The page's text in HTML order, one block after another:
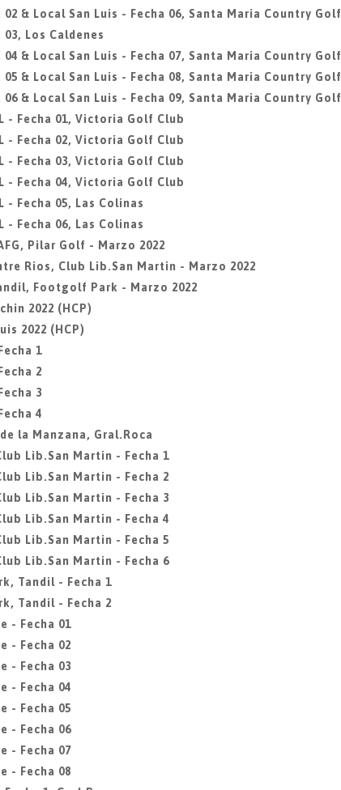
02 & Local San Luis - Fecha 06, Santa Maria Country Golf
03, Los Caldenes
04 & Local San Luis - Fecha 07, Santa Maria Country Golf
05 & Local San Luis - Fecha 08, Santa Maria Country Golf
06 & Local San Luis - Fecha 09, Santa Maria Country Golf
- Fecha 01, Victoria Golf Club
- Fecha 02, Victoria Golf Club
- Fecha 03, Victoria Golf Club
- Fecha 04, Victoria Golf Club
- Fecha 05, Las Colinas
- Fecha 06, Las Colinas
Pilar Golf - Marzo 2022
Rios, Club Lib.San Martin - Marzo 2022
Footgolf Park - Marzo 2022
2022 (HCP)
2022 (HCP)
1
2
3
4
la Manzana, Gral.Roca
Lib.San Martin - Fecha 1
Lib.San Martin - Fecha 2
Lib.San Martin - Fecha 3
Lib.San Martin - Fecha 4
Lib.San Martin - Fecha 5
Lib.San Martin - Fecha 6
Tandil - Fecha 1
Tandil - Fecha 2
- Fecha 01
- Fecha 02
- Fecha 03
- Fecha 04
- Fecha 05
- Fecha 06
- Fecha 07
- Fecha 08